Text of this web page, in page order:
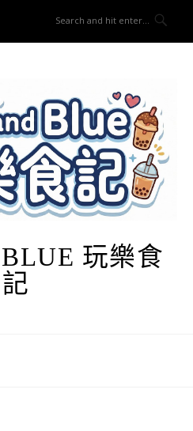
玩樂食
記